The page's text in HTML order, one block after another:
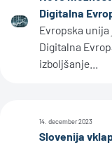
Digitalna
Evropska
Digitalna
izboljšanje...
14. december 2023
Slovenija